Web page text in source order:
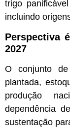
trigo
incluindo
Perspectiva
2027
O conjunto
plantada,
produção
dependência
sustentação